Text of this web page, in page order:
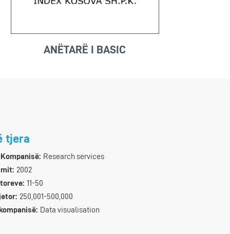
ANËTARË I BASIC
tjera
Research services
2002
11-50
250,001-500,000
Data visualisation